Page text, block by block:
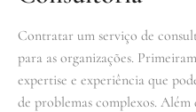
Contratar um serviço de
para as organizações.
expertise e experiência que
de problemas complexos.